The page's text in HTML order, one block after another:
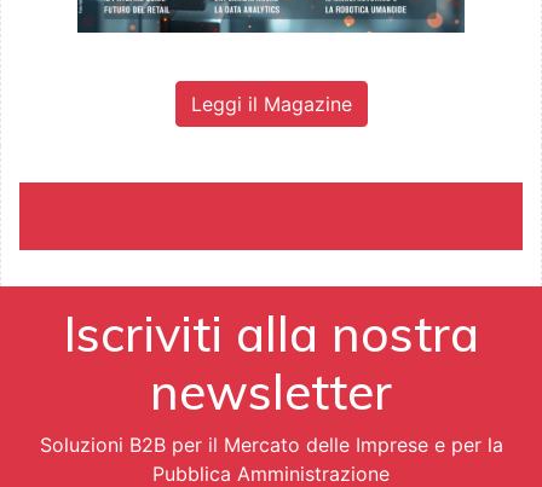
Leggi il Magazine
Iscriviti alla nostra
newsletter
Soluzioni B2B per il Mercato delle Imprese e per la
Pubblica Amministrazione